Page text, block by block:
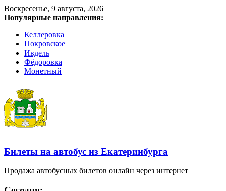
Воскресенье, 9 августа, 2026
Популярные направления:
Келлеровка
Покровское
Ивдель
Фёдоровка
Монетный
Билеты на автобус из Екатеринбурга
Продажа автобусных билетов онлайн через интернет